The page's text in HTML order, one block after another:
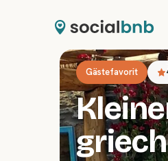
Gästefavorit